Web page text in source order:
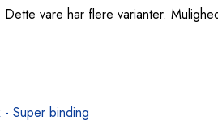
Dette vare har flere varianter.